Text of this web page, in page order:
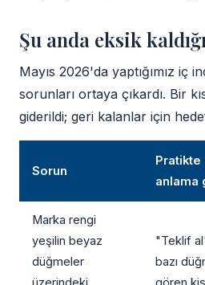
Şu anda eksik
Mayıs 2026'da yaptığımız iç
sorunları ortaya çıkardı. Bir
giderildi; geri kalanlar için
Sorun
Pratikte
anlama
Marka rengi
yeşilin beyaz
düğmeler
"Teklif
bazı